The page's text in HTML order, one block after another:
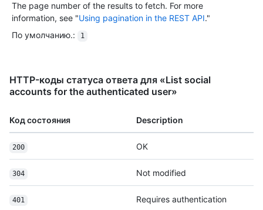
The page number of the results to fetch. For more
information, see "Using pagination in the REST API."
По умолчанию.: 1
HTTP-коды статуса ответа для «List social
accounts for the authenticated user»
Код состояния Description
200 OK
304 Not modified
401 Requires authentication